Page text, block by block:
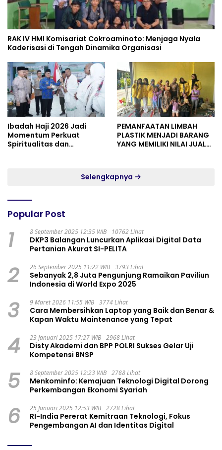
RAK IV HMI Komisariat Cokroaminoto: Menjaga Nyala
Kaderisasi di Tengah Dinamika Organisasi
Ibadah Haji 2026 Jadi
Momentum Perkuat
Spiritualitas dan
PEMANFAATAN LIMBAH
PLASTIK MENJADI BARANG
YANG MEMILIKI NILAI JUAL
Selengkapnya
Popular Post
1 8 September 2025 12:35 WIB 10762 Lihat
DKP3 Balangan Luncurkan Aplikasi Digital Data
Pertanian Akurat SI-PELITA
2 26 September 2025 11:22 WIB 3793 Lihat
Sebanyak 2,8 Juta Pengunjung Ramaikan Paviliun
Indonesia di World Expo 2025
3 9 Maret 2026 11:55 WIB 3774 Lihat
Cara Membersihkan Laptop yang Baik dan Benar &
Kapan Waktu Maintenance yang Tepat
4 23 Januari 2025 17:27 WIB 2968 Lihat
Disty Akademi dan BPP POLRI Sukses Gelar Uji
Kompetensi BNSP
5 8 September 2025 12:23 WIB 2788 Lihat
Menkominfo: Kemajuan Teknologi Digital Dorong
Perkembangan Ekonomi Syariah
6 25 Januari 2025 12:53 WIB 2728 Lihat
RI-India Pererat Kemitraan Teknologi, Fokus
Pengembangan AI dan Identitas Digital